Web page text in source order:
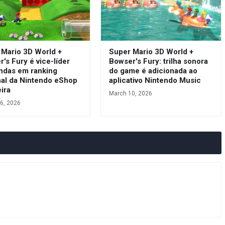
3D World +
Fury é vice-líder
em ranking
da Nintendo eShop
2026
Super Mario 3D World +
Bowser's Fury: trilha sonora
do game é adicionada ao
aplicativo Nintendo Music
March 10, 2026